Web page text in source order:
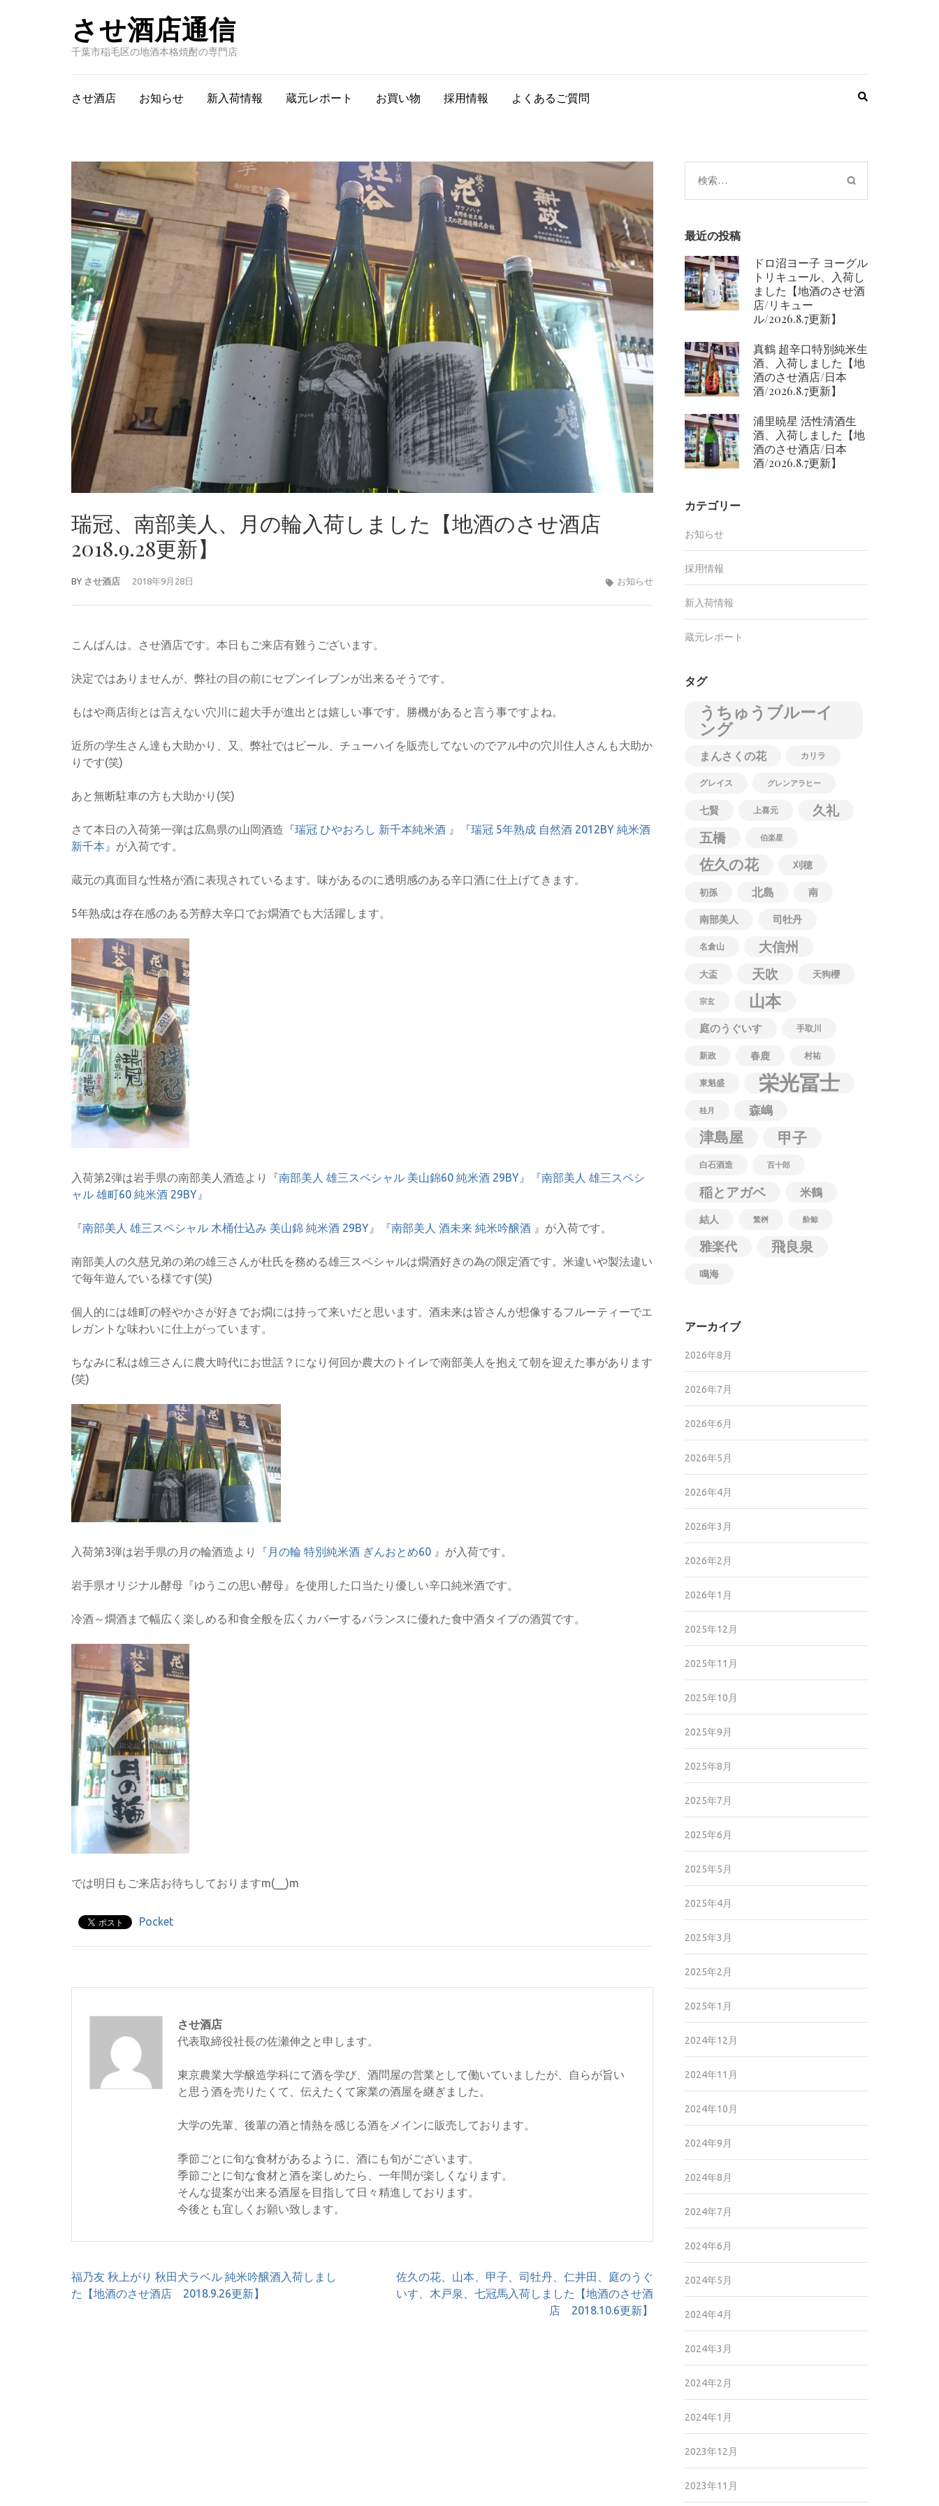
させ酒店通信
千葉市稲毛区の地酒本格焼酎の専門店
させ酒店 お知らせ 新入荷情報 蔵元レポート お買い物 採用情報 よくあるご質問
瑞冠、南部美人、月の輪入荷しました【地酒のさせ酒店
2018.9.28更新】
BY させ酒店 2018年9月28日 お知らせ
こんばんは。させ酒店です。本日もご来店有難うございます。
決定ではありませんが、弊社の目の前にセブンイレブンが出来るそうです。
もはや商店街とは言えない穴川に超大手が進出とは嬉しい事です。勝機があると言う事ですよね。
近所の学生さん達も大助かり、又、弊社ではビール、チューハイを販売してないのでアル中の穴川住人さんも大助か
りです(笑)
あと無断駐車の方も大助かり(笑)
さて本日の入荷第一弾は広島県の山岡酒造 『瑞冠 ひやおろし 新千本純米酒 』『瑞冠 5年熟成 自然酒 2012BY 純米酒
新千本』 が入荷です。
蔵元の真面目な性格が酒に表現されているます。味があるのに透明感のある辛口酒に仕上げてきます。
5年熟成は存在感のある芳醇大辛口でお燗酒でも大活躍します。
入荷第2弾は岩手県の南部美人酒造より『南部美人 雄三スペシャル 美山錦60 純米酒 29BY』『南部美人 雄三スペシ
ャル 雄町60 純米酒 29BY』
『南部美人 雄三スペシャル 木桶仕込み 美山錦 純米酒 29BY』『南部美人 酒未来 純米吟醸酒 』 が入荷です。
南部美人の久慈兄弟の弟の雄三さんが杜氏を務める雄三スペシャルは燗酒好きの為の限定酒です。米違いや製法違い
で毎年遊んでいる様です(笑)
個人的には雄町の軽やかさが好きでお燗には持って来いだと思います。酒未来は皆さんが想像するフルーティーでエ
レガントな味わいに仕上がっています。
ちなみに私は雄三さんに農大時代にお世話？になり何回か農大のトイレで南部美人を抱えて朝を迎えた事があります
(笑)
入荷第3弾は岩手県の月の輪酒造より 『月の輪 特別純米酒 ぎんおとめ60 』 が入荷です。
岩手県オリジナル酵母『ゆうこの思い酵母』を使用した口当たり優しい辛口純米酒です。
冷酒～燗酒まで幅広く楽しめる和食全般を広くカバーするバランスに優れた食中酒タイプの酒質です。
では明日もご来店お待ちしておりますm(__)m
Pocket
させ酒店
代表取締役社長の佐瀬伸之と申します。
東京農業大学醸造学科にて酒を学び、酒問屋の営業として働いていましたが、自らが旨い
と思う酒を売りたくて、伝えたくて家業の酒屋を継ぎました。
大学の先輩、後輩の酒と情熱を感じる酒をメインに販売しております。
季節ごとに旬な食材があるように、酒にも旬がございます。
季節ごとに旬な食材と酒を楽しめたら、一年間が楽しくなります。
そんな提案が出来る酒屋を目指して日々精進しております。
今後とも宜しくお願い致します。
投
稿
福乃友 秋上がり 秋田犬ラベル 純米吟醸酒入荷しまし
た【地酒のさせ酒店 2018.9.26更新】
佐久の花、山本、甲子、司牡丹、仁井田、庭のうぐ
いす、木戸泉、七冠馬入荷しました【地酒のさせ酒
店 2018.10.6更新】
検
索:
最近の投稿
ドロ沼ヨー子 ヨーグル
トリキュール、入荷し
ました【地酒のさせ酒
店/リキュー
ル/2026.8.7更新】
真鶴 超辛口特別純米生
酒、入荷しました【地
酒のさせ酒店/日本
酒/2026.8.7更新】
浦里暁星 活性清酒生
酒、入荷しました【地
酒のさせ酒店/日本
酒/2026.8.7更新】
カテゴリー
お知らせ
採用情報
新入荷情報
蔵元レポート
タグ
うちゅうブルーイ
ング
まんさくの花 カリラ
グレイス グレンアラヒー
七賢 上喜元
久礼
五橋
伯楽星
佐久の花 刈穂
初孫 北島 南
南部美人 司牡丹
名倉山 大信州
大盃 天吹 天狗櫻
宗玄 山本
庭のうぐいす 手取川
新政 春鹿 村祐
東魁盛 栄光冨士
桂月 森嶋
津島屋 甲子
白石酒造 百十郎
稲とアガベ 米鶴
結人 繁桝 酔鯨
雅楽代 飛良泉
鳴海
アーカイブ
2026年8月
2026年7月
2026年6月
2026年5月
2026年4月
2026年3月
2026年2月
2026年1月
2025年12月
2025年11月
2025年10月
2025年9月
2025年8月
2025年7月
2025年6月
2025年5月
2025年4月
2025年3月
2025年2月
2025年1月
2024年12月
2024年11月
2024年10月
2024年9月
2024年8月
2024年7月
2024年6月
2024年5月
2024年4月
2024年3月
2024年2月
2024年1月
2023年12月
2023年11月